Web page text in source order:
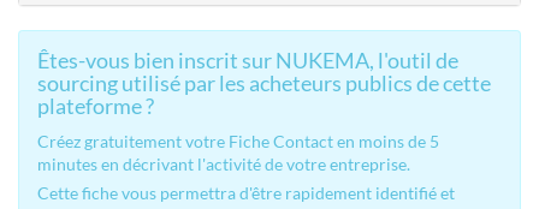
Êtes-vous bien inscrit sur NUKEMA, l'outil de
sourcing utilisé par les acheteurs publics de cette
plateforme ?
Créez gratuitement votre Fiche Contact en moins de 5
minutes en décrivant l'activité de votre entreprise.
Cette fiche vous permettra d'être rapidement identifié et